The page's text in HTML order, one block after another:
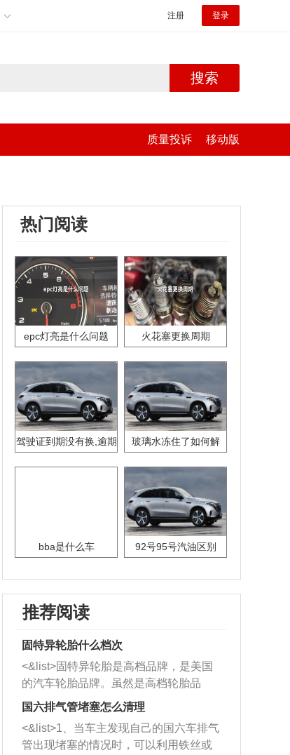
注册 登录
搜索
质量投诉 移动版
热门阅读
epc灯亮是什么问题 火花塞更换周期
驾驶证到期没有换,逾期
玻璃水冻住了如何解
bba是什么车 92号95号汽油区别
推荐阅读
固特异轮胎什么档次
<&list>固特异轮胎是高档品牌，是美国
的汽车轮胎品牌。虽然是高档轮胎品
牌，但是中高低端的轮胎都有生产，这
也是为了更好的开拓市场。
国六排气管堵塞怎么清理
<&list>1、当车主发现自己的国六车排气
管出现堵塞的情况时，可以利用铁丝或